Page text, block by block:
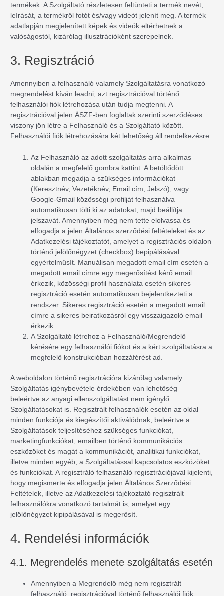
termékek. A Szolgáltató részletesen feltünteti a termék nevét,
leírását, a termékről fotót és/vagy videót jelenít meg. A termék
adatlapján megjelenített képek és videók eltérhetnek a
valóságostól, kizárólag illusztrációként szerepelnek.
3. Regisztráció
Amennyiben a felhasználó valamely Szolgáltatásra vonatkozó
megrendelést kíván leadni, azt regisztrációval történő
felhasználói fiók létrehozása után tudja megtenni. A
regisztrációval jelen ÁSZF-ben foglaltak szerinti szerződéses
viszony jön létre a Felhasználó és a Szolgáltató között.
Felhasználói fiók létrehozására két lehetőség áll rendelkezésre:
Az Felhasználó az adott szolgáltatás arra alkalmas
oldalán a megfelelő gombra kattint. A betöltődött
ablakban megadja a szükséges információkat
(Keresztnév, Vezetéknév, Email cím, Jelszó), vagy
Google-Gmail közösségi profilját felhasználva
automatikusan tölti ki az adatokat, majd beállítja
jelszavát. Amennyiben még nem tette elolvassa és
elfogadja a jelen Általános szerződési feltételeket és az
Adatkezelési tájékoztatót, amelyet a regisztrációs oldalon
történő jelölőnégyzet (checkbox) bepipálásával
egyértelműsít. Manuálisan megadott email cím esetén a
megadott email címre egy megerősítést kérő email
érkezik, közösségi profil használata esetén sikeres
regisztráció esetén automatikusan bejelentkezteti a
rendszer. Sikeres regisztráció esetén a megadott email
címre a sikeres beiratkozásról egy visszaigazoló email
érkezik.
A Szolgáltató létrehoz a Felhasználó/Megrendelő
kérésére egy felhasználói fiókot és a kért szolgáltatásra a
megfelelő konstrukcióban hozzáférést ad.
A weboldalon történő regisztrációra kizárólag valamely
Szolgáltatás igénybevétele érdekében van lehetőség –
beleértve az anyagi ellenszolgáltatást nem igénylő
Szolgáltatásokat is. Regisztrált felhasználók esetén az oldal
minden funkciója és kiegészítői aktiválódnak, beleértve a
Szolgáltatások teljesítéséhez szükséges funkciókat,
marketingfunkciókat, emailben történő kommunikációs
eszközöket és magát a kommunikációt, analitikai funkciókat,
illetve minden egyéb, a Szolgáltatással kapcsolatos eszközöket
és funkciókat. A regisztráló felhasználó regisztrációjával kijelenti,
hogy megismerte és elfogadja jelen Általános Szerződési
Feltételek, illetve az Adatkezelési tájékoztató regisztrált
felhasználókra vonatkozó tartalmát is, amelyet egy
jelölőnégyzet kipipálásával is megerősít.
4. Rendelési információk
4.1. Megrendelés menete szolgáltatás esetén
Amennyiben a Megrendelő még nem regisztrált
felhasználó: regisztrációval történő felhasználói fiók